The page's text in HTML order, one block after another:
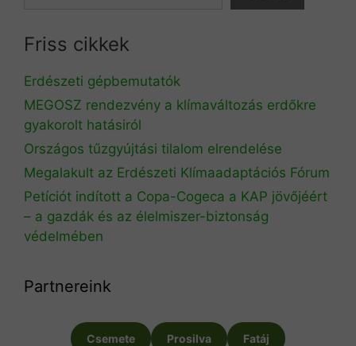
Friss cikkek
Erdészeti gépbemutatók
MEGOSZ rendezvény a klímaváltozás erdőkre
gyakorolt hatásiról
Országos tűzgyújtási tilalom elrendelése
Megalakult az Erdészeti Klímaadaptációs Fórum
Petíciót indított a Copa-Cogeca a KAP jövőjéért
– a gazdák és az élelmiszer-biztonság
védelmében
Partnereink
Csemete Prosilva Fatáj